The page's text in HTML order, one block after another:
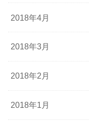
2018年4月
2018年3月
2018年2月
2018年1月